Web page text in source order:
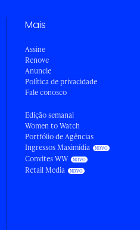
Mais
Assine
Renove
Anuncie
Política de privacidade
Fale conosco
Edição semanal
Women to Watch
Portfólio de Agências
Ingressos Maximídia
Convites WW
Retail Media